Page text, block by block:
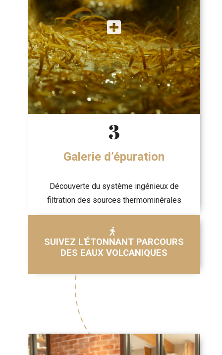
3
Galerie d’épuration
Découverte du système ingénieux de
filtration des sources thermominérales
SUIVEZ L'ÉTONNANT PARCOURS
DES EAUX VOLCANIQUES